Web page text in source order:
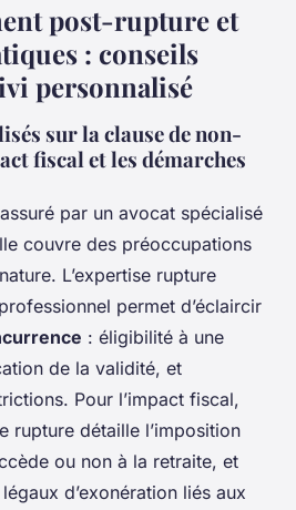
post-rupture et
: conseils
personnalisé
sur la clause de non-
fiscal et les démarches
par un avocat spécialisé
couvre des préoccupations
L’expertise rupture
permet d’éclaircir
: éligibilité à une
de la validité, et
Pour l’impact fiscal,
rupture détaille l’imposition
ou non à la retraite, et
d’exonération liés aux